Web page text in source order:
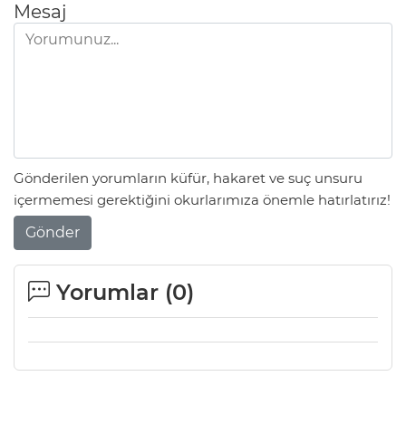
Mesaj
Gönderilen yorumların küfür, hakaret ve suç unsuru
içermemesi gerektiğini okurlarımıza önemle hatırlatırız!
Gönder
Yorumlar (0)